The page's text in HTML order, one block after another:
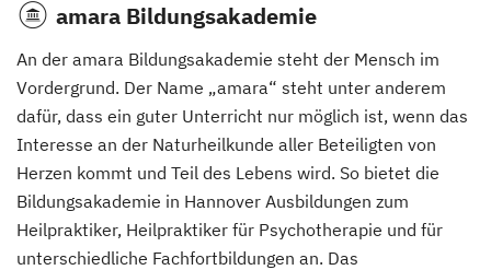
amara Bildungsakademie
An der amara Bildungsakademie steht der Mensch im
Vordergrund. Der Name „amara“ steht unter anderem
dafür, dass ein guter Unterricht nur möglich ist, wenn das
Interesse an der Naturheilkunde aller Beteiligten von
Herzen kommt und Teil des Lebens wird. So bietet die
Bildungsakademie in Hannover Ausbildungen zum
Heilpraktiker, Heilpraktiker für Psychotherapie und für
unterschiedliche Fachfortbildungen an. Das